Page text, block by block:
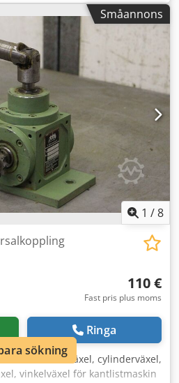
av utskjutande
samt kurvade arbetsstycken
fräs: 30° -mått:
60 kg
Småannons
1 /8
110 €
Fast pris plus moms
Ringa
vinkelväxel, cylinderväxel,
vinkelväxel för kantlistmaskin
sökning